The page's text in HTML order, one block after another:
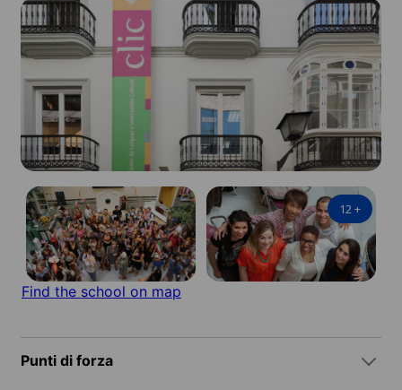
12+
Find the school on map
Punti di forza